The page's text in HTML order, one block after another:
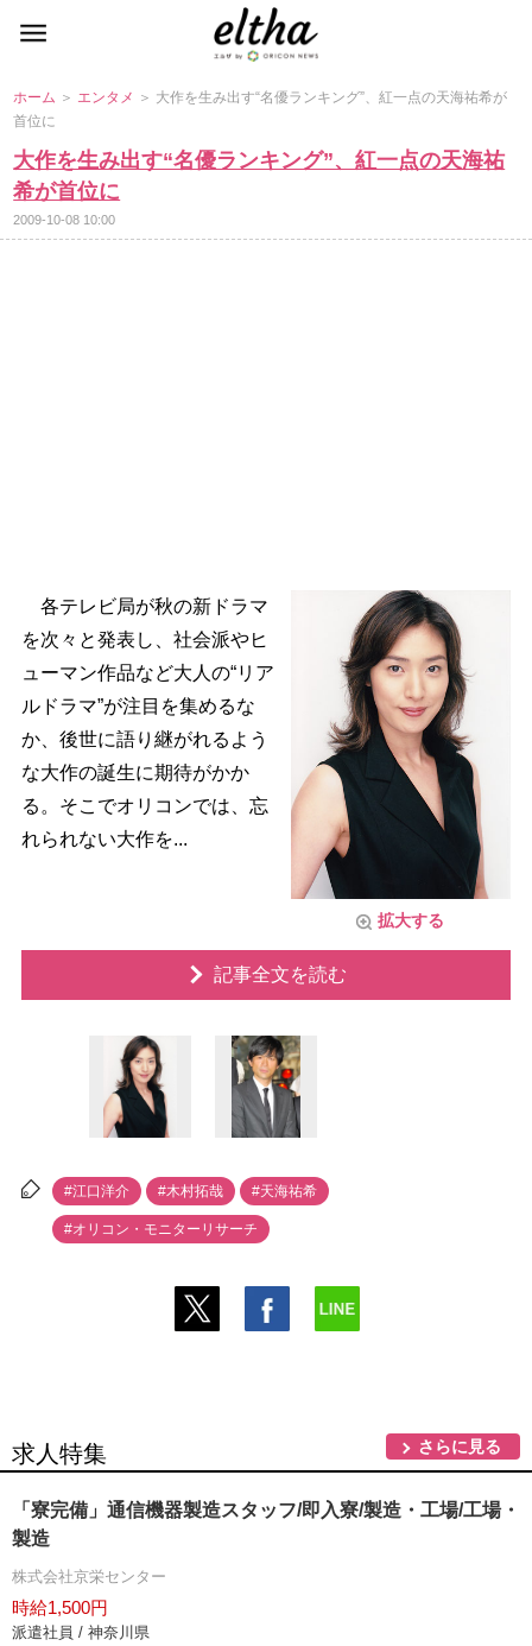
ホーム ＞ エンタメ ＞ 大作を生み出す“名優ランキング”、紅一点の天海祐希が
首位に
大作を生み出す“名優ランキング”、紅一点の天海祐
希が首位に
2009-10-08 10:00
拡大する
各テレビ局が秋の新ドラマ
を次々と発表し、社会派やヒ
ューマン作品など大人の“リア
ルドラマ”が注目を集めるな
か、後世に語り継がれるよう
な大作の誕生に期待がかか
る。そこでオリコンでは、忘
れられない大作を...
記事全文を読む
#江口洋介 #木村拓哉 #天海祐希
#オリコン・モニターリサーチ
求人特集 さらに見る
「寮完備」通信機器製造スタッフ/即入寮/製造・工場/工場・
製造
株式会社京栄センター
時給1,500円
派遣社員 / 神奈川県